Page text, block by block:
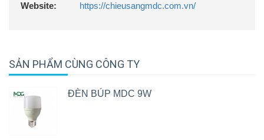
Website:
https://chieusangmdc.com.vn/
SẢN PHẨM CÙNG CÔNG TY
ĐÈN BÚP MDC 9W